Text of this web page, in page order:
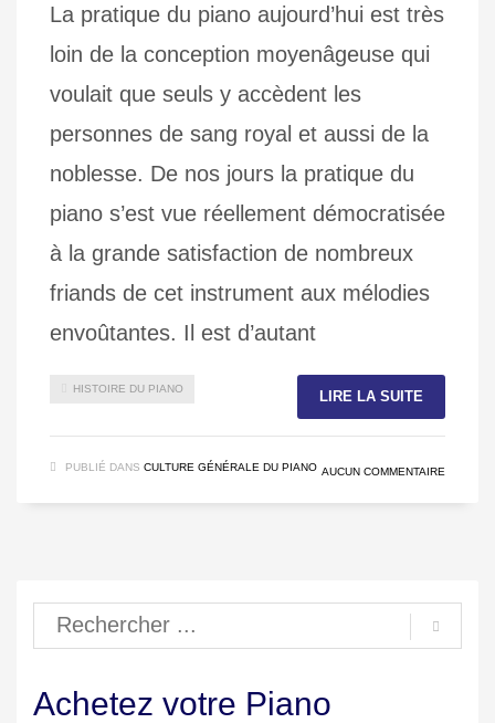
La pratique du piano aujourd’hui est très
loin de la conception moyenâgeuse qui
voulait que seuls y accèdent les
personnes de sang royal et aussi de la
noblesse. De nos jours la pratique du
piano s’est vue réellement démocratisée
à la grande satisfaction de nombreux
friands de cet instrument aux mélodies
envoûtantes. Il est d’autant
HISTOIRE DU PIANO LIRE LA SUITE
PUBLIÉ DANS CULTURE GÉNÉRALE DU PIANO AUCUN COMMENTAIRE
Achetez votre Piano